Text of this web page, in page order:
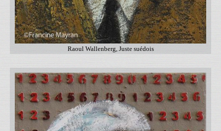
Raoul Wallenberg, Juste suédois